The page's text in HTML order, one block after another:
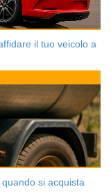
il tuo veicolo a
si acquista